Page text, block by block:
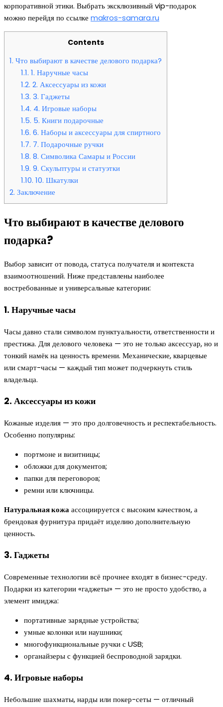
корпоративной этики. Выбрать эксклюзивный vip-подарок
можно перейдя по ссылке makros-samara.ru
Contents
1. Что выбирают в качестве делового подарка?
1.1. 1. Наручные часы
1.2. 2. Аксессуары из кожи
1.3. 3. Гаджеты
1.4. 4. Игровые наборы
1.5. 5. Книги подарочные
1.6. 6. Наборы и аксессуары для спиртного
1.7. 7. Подарочные ручки
1.8. 8. Символика Самары и России
1.9. 9. Скульптуры и статуэтки
1.10. 10. Шкатулки
2. Заключение
Что выбирают в качестве делового
подарка?
Выбор зависит от повода, статуса получателя и контекста
взаимоотношений. Ниже представлены наиболее
востребованные и универсальные категории:
1. Наручные часы
Часы давно стали символом пунктуальности, ответственности и
престижа. Для делового человека — это не только аксессуар, но и
тонкий намёк на ценность времени. Механические, кварцевые
или смарт-часы — каждый тип может подчеркнуть стиль
владельца.
2. Аксессуары из кожи
Кожаные изделия — это про долговечность и респектабельность.
Особенно популярны:
портмоне и визитницы;
обложки для документов;
папки для переговоров;
ремни или ключницы.
Натуральная кожаассоциируется с высоким качеством, а
брендовая фурнитура придаёт изделию дополнительную
ценность.
3. Гаджеты
Современные технологии всё прочнее входят в бизнес-среду.
Подарки из категории «гаджеты» — это не просто удобство, а
элемент имиджа:
портативные зарядные устройства;
умные колонки или наушники;
многофункциональные ручки с USB;
органайзеры с функцией беспроводной зарядки.
4. Игровые наборы
Небольшие шахматы, нарды или покер-сеты — отличный